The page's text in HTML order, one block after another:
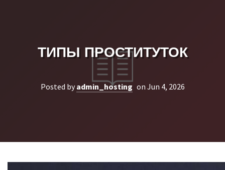
ТИПЫ ПРОСТИТУТОК
Posted byadmin_hosting on Jun 4, 2026